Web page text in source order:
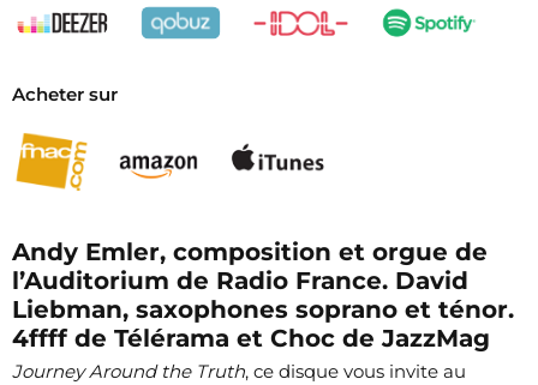
Acheter sur
Andy Emler, composition et orgue de
l’Auditorium de Radio France. David
Liebman, saxophones soprano et ténor.
4ffff de Télérama et Choc de JazzMag
Journey Around the Truth, ce disque vous invite au